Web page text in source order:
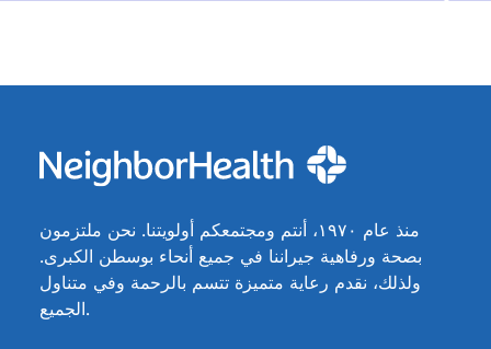
منذ عام ١٩٧٠، أنتم ومجتمعكم أولويتنا. نحن ملتزمون
بصحة ورفاهية جيراننا في جميع أنحاء بوسطن الكبرى.
ولذلك، نقدم رعاية متميزة تتسم بالرحمة وفي متناول
الجميع.